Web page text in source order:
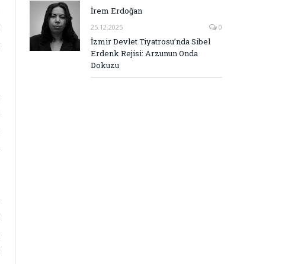
İrem Erdoğan
25.12.2025 0
İzmir Devlet Tiyatrosu’nda Sibel
Erdenk Rejisi: Arzunun Onda
Dokuzu